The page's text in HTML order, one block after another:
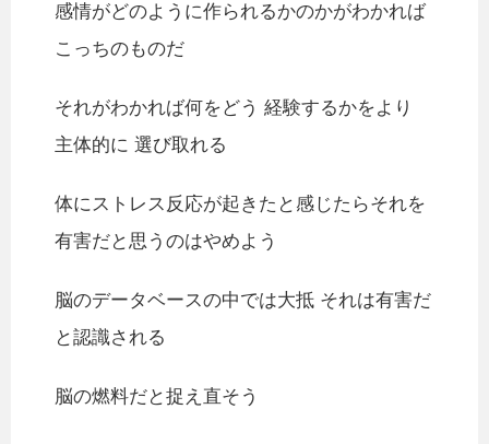
感情がどのように作られるかのかがわかれば
こっちのものだ
それがわかれば何をどう 経験するかをより
主体的に 選び取れる
体にストレス反応が起きたと感じたらそれを
有害だと思うのはやめよう
脳のデータベースの中では大抵 それは有害だ
と認識される
脳の燃料だと捉え直そう